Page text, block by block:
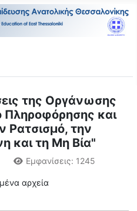
της Οργάνωσης
και
Ρατσισμό, την
και τη Μη Βία"
Εμφανίσεις: 1245
αρχεία